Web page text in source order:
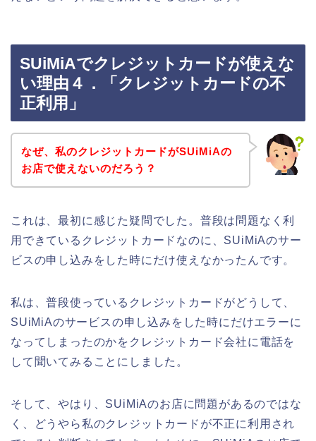
SUiMiAでクレジットカードが使えな
い理由４．「クレジットカードの不
正利用」
なぜ、私のクレジットカードがSUiMiAの
お店で使えないのだろう？
これは、最初に感じた疑問でした。普段は問題なく利
用できているクレジットカードなのに、SUiMiAのサー
ビスの申し込みをした時にだけ使えなかったんです。
私は、普段使っているクレジットカードがどうして、
SUiMiAのサービスの申し込みをした時にだけエラーに
なってしまったのかをクレジットカード会社に電話を
して聞いてみることにしました。
そして、やはり、SUiMiAのお店に問題があるのではな
く、どうやら私のクレジットカードが不正に利用され